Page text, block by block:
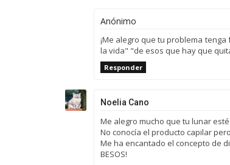
Anónimo
¡Me alegro que tu problema
la vida" "de esos que hay que
Responder
Noelia Cano
Me alegro mucho que tu lunar
No conocía el producto capilar
Me ha encantado el concepto de
BESOS!